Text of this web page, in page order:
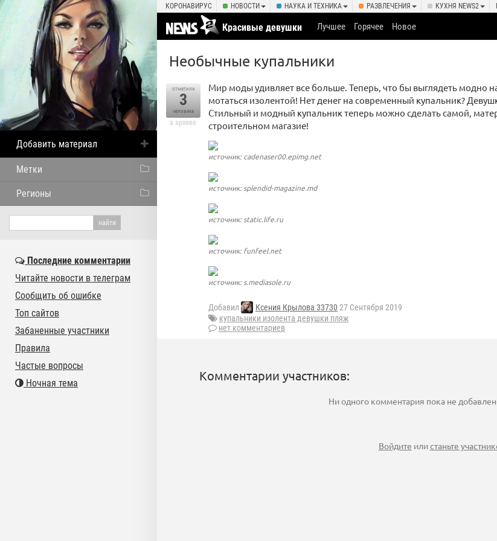
КОРОНАВИРУС НОВОСТИ НАУКА И ТЕХНИКА РАЗВЛЕЧЕНИЯ КУХНЯ NEWS2
Красивые девушки Лучшее Горячее Новое
Необычные купальники
отметили
3
человека
в архиве
Мир моды удивляет все больше. Теперь, что бы выглядеть модно
мотаться изолентой! Нет денег на современный купальник?
Стильный и модный купальник теперь можно сделать самой,
строительном магазие!
источник: cadenaser00.epimg.net
источник: splendid-magazine.md
источник: static.life.ru
источник: funfeel.net
источник: s.mediasole.ru
Добавил Ксения Крылова 33730 27 Сентября 2019
купальники изолента девушки пляж
нет комментариев
Комментарии участников:
Ни одного комментария пока не
Войдите илистаньте
Добавить материал
Метки
Регионы
Последние комментарии
Читайте новости в телеграм
Сообщить об ошибке
Топ сайтов
Забаненные участники
Правила
Частые вопросы
Ночная тема